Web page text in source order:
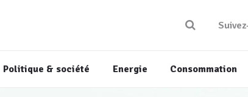
Politique & société Energie Consommation